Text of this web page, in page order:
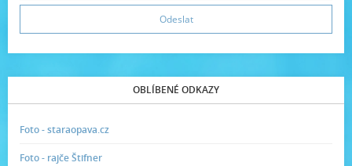
OBLÍBENÉ ODKAZY
Foto - staraopava.cz
Foto - rajče Štifner